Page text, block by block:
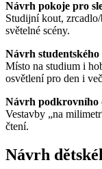
Návrh pokoje pro
Studijní kout,
světelné scény.
Návrh studentského
Místo na studium i
osvětlení pro den i
Návrh podkrovního
Vestavby „na
čtení.
Návrh